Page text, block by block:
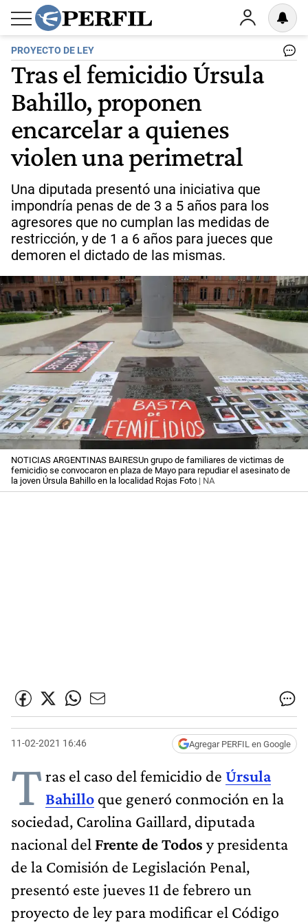
PROYECTO DE LEY
Tras el femicidio Úrsula
Bahillo, proponen
encarcelar a quienes
violen una perimetral
Una diputada presentó una iniciativa que
impondría penas de de 3 a 5 años para los
agresores que no cumplan las medidas de
restricción, y de 1 a 6 años para jueces que
demoren el dictado de las mismas.
NOTICIAS ARGENTINAS BAIRESUn grupo de familiares de victimas de
femicidio se convocaron en plaza de Mayo para repudiar el asesinato de
la joven Úrsula Bahillo en la localidad Rojas Foto | NA
11-02-2021 16:46 Agregar PERFIL en Google
Tras el caso del femicidio de Úrsula
Bahillo que generó conmoción en la
sociedad, Carolina Gaillard, diputada
nacional del Frente de Todos y presidenta
de la Comisión de Legislación Penal,
presentó este jueves 11 de febrero un
proyecto de ley para modificar el Código